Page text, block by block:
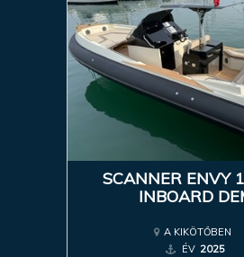
SCANNER ENVY
INBOARD
A KIKÖTŐBEN
ÉV 2025